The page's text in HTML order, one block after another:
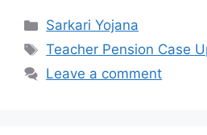
Categories
Sarkari Yojana
Tags
Teacher Pension Case
Leave a comment